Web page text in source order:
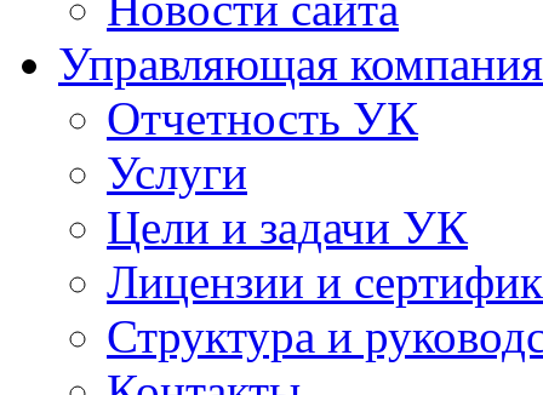
Управляющая компания
Отчетность УК
Услуги
Цели и задачи УК
Лицензии и
Структура и